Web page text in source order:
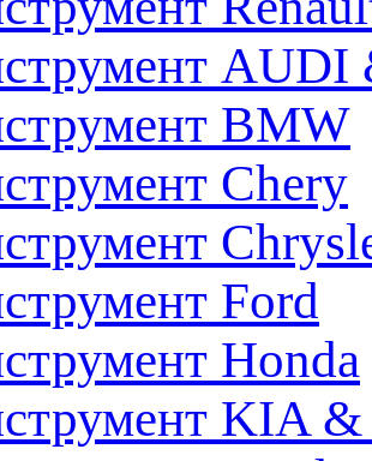
AUDI
BMW
Chery
Ford
Honda
KIA